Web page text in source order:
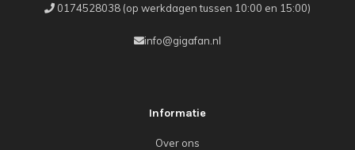
0174528038 (op werkdagen tussen 10:00 en 15:00)
info@gigafan.nl
Informatie
Over ons